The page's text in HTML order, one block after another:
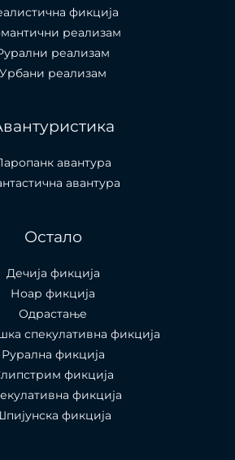
фикција
реализам
реализам
Урбани реализам
авантура
авантура
Остало
Дечија фикција
Ноар фикција
Одрастање
спекулативна фикција
Рурална фикција
фикција
фикција
фикција